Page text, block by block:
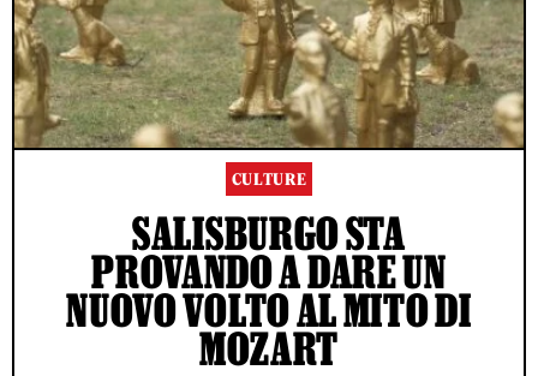
CULTURE
SALISBURGO STA
PROVANDO A DARE UN
NUOVO VOLTO AL MITO DI
MOZART